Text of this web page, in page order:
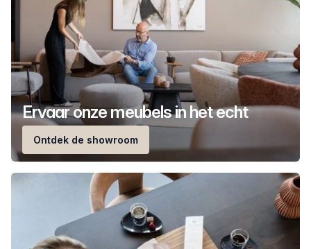
Ervaar onze meubels in het echt
Ontdek de showroom